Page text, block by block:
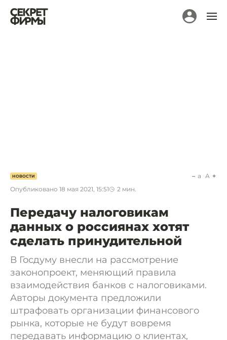
НОВОСТИ
Опубликовано 18 мая 2021, 15:51 2 мин.
a A
Передачу налоговикам
данных о россиянах хотят
сделать принудительной
В Госдуму внесли на рассмотрение
законопроект, меняющий правила
взаимодействия банков с налоговиками.
Авторы документа предложили
штрафовать организации финансового
рынка, которые не будут вовремя
передавать информацию о клиентах,